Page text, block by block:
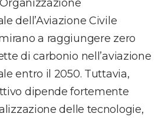
dell’Aviazione Civile
a raggiungere zero
di carbonio nell’aviazione
entro il 2050. Tuttavia,
dipende fortemente
delle tecnologie,